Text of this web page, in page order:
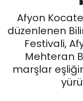
Afyon
düzenlenen
Festivali,
Mehteran
marşlar
SİYASET
EĞİTİM
MAGAZİN
Süper Lig
Tüm
Son Dakika
Haber Arşivi